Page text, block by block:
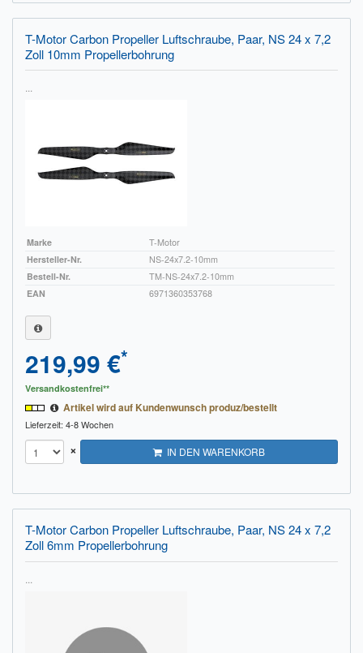
T-Motor Carbon Propeller Luftschraube, Paar, NS 24 x 7,2
Zoll 10mm Propellerbohrung
...
Marke
T-Motor
Hersteller-Nr.
NS-24x7.2-10mm
Bestell-Nr.
TM-NS-24x7.2-10mm
EAN
6971360353768
219,99 €*
Versandkostenfrei**
Artikel wird auf Kundenwunsch produz/bestellt
Lieferzeit: 4-8 Wochen
× IN DEN WARENKORB
T-Motor Carbon Propeller Luftschraube, Paar, NS 24 x 7,2
Zoll 6mm Propellerbohrung
...